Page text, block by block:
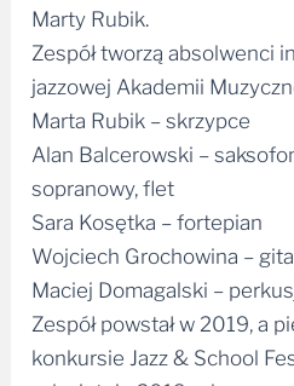
Marty Rubik.
Zespół tworzą absolwenci
jazzowej Akademii
Marta Rubik – skrzypce
Alan Balcerowski –
sopranowy, flet
Sara Kosętka – fortepian
Wojciech Grochowina –
Maciej Domagalski –
Zespół powstał w 2019, a
konkursie Jazz & School